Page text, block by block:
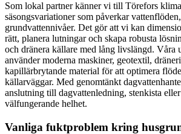
Som lokal partner känner vi till Törefors
säsongsvariationer som påverkar
grundvattennivåer. Det gör att vi kan
rätt, planera lutningar och skapa robusta
och dränera källare med lång livslängd. Våra
använder moderna maskiner, geotextil,
kapillärbrytande material för att optimera
källarväggar. Med genomtänkt
anslutning till dagvattenledning, stenkista
välfungerande helhet.
Vanliga fuktproblem kring